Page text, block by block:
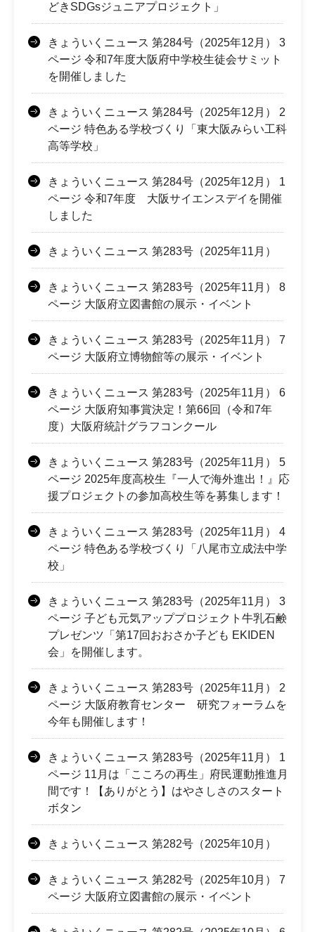
どきSDGsジュニアプロジェクト」
きょういくニュース 第284号（2025年12月） 3
ページ 令和7年度大阪府中学校生徒会サミット
を開催しました
きょういくニュース 第284号（2025年12月） 2
ページ 特色ある学校づくり「東大阪みらい工科
高等学校」
きょういくニュース 第284号（2025年12月） 1
ページ 令和7年度 大阪サイエンスデイを開催
しました
きょういくニュース 第283号（2025年11月）
きょういくニュース 第283号（2025年11月） 8
ページ 大阪府立図書館の展示・イベント
きょういくニュース 第283号（2025年11月） 7
ページ 大阪府立博物館等の展示・イベント
きょういくニュース 第283号（2025年11月） 6
ページ 大阪府知事賞決定！第66回（令和7年
度）大阪府統計グラフコンクール
きょういくニュース 第283号（2025年11月） 5
ページ 2025年度高校生『一人で海外進出！』応
援プロジェクトの参加高校生等を募集します！
きょういくニュース 第283号（2025年11月） 4
ページ 特色ある学校づくり「八尾市立成法中学
校」
きょういくニュース 第283号（2025年11月） 3
ページ 子ども元気アッププロジェクト牛乳石鹸
プレゼンツ「第17回おおさか子ども EKIDEN
会」を開催します。
きょういくニュース 第283号（2025年11月） 2
ページ 大阪府教育センター 研究フォーラムを
今年も開催します！
きょういくニュース 第283号（2025年11月） 1
ページ 11月は「こころの再生」府民運動推進月
間です！【ありがとう】はやさしさのスタート
ボタン
きょういくニュース 第282号（2025年10月）
きょういくニュース 第282号（2025年10月） 7
ページ 大阪府立図書館の展示・イベント